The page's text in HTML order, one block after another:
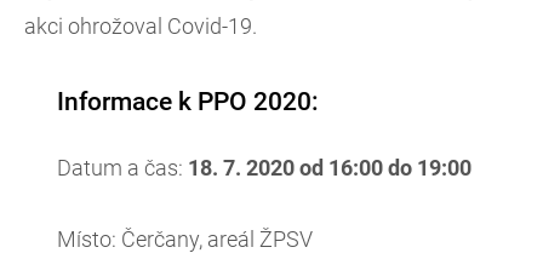
akci ohrožoval Covid-19.
Informace k PPO 2020:
Datum a čas: 18. 7. 2020 od 16:00 do 19:00
Místo: Čerčany, areál ŽPSV